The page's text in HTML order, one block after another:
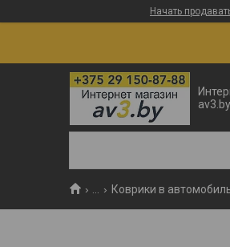
Начать
av3.by
Коврики в